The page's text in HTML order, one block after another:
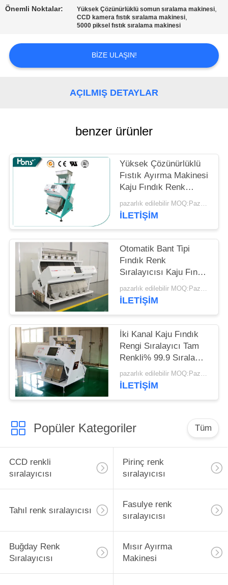
SITE
Önemli Noktalar: Yüksek Çözünürlüklü somun sıralama makinesi,
CCD kamera fıstık sıralama makinesi,
5000 piksel fıstık sıralama makinesi
BIZE ULAŞIN!
AÇILMIŞ DETAYLAR
benzer ürünler
Yüksek Çözünürlüklü
Fıstık Ayırma Makinesi
Kaju Fındık Renk
Sıralayıcısı 220 V 50
HZ
pazarlık edilebilir MOQ:Pazarlık
İLETIŞIM
Otomatik Bant Tipi
Fındık Renk
Sıralayıcısı Kaju Fındık
Karşıtı Sıkışma İçin
Altı Kanal
pazarlık edilebilir MOQ:Pazarlık
İLETIŞIM
İki Kanal Kaju Fındık
Rengi Sıralayıcı Tam
Renkli% 99.9 Sıralama
Hassasiyeti
pazarlık edilebilir MOQ:Pazarlık
İLETIŞIM
Popüler Kategoriler Tüm
CCD renkli
sıralayıcısı
Pirinç renk
sıralayıcısı
Tahıl renk sıralayıcısı
Fasulye renk
sıralayıcısı
Buğday Renk
Sıralayıcısı
Mısır Ayırma
Makinesi